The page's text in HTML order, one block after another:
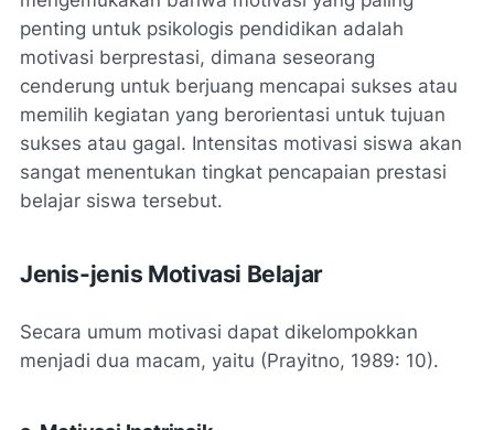
penting untuk psikologis pendidikan adalah
motivasi berprestasi, dimana seseorang
cenderung untuk berjuang mencapai sukses atau
memilih kegiatan yang berorientasi untuk tujuan
sukses atau gagal. Intensitas motivasi siswa akan
sangat menentukan tingkat pencapaian prestasi
belajar siswa tersebut.
Jenis-jenis Motivasi Belajar
Secara umum motivasi dapat dikelompokkan
menjadi dua macam, yaitu (Prayitno, 1989: 10).